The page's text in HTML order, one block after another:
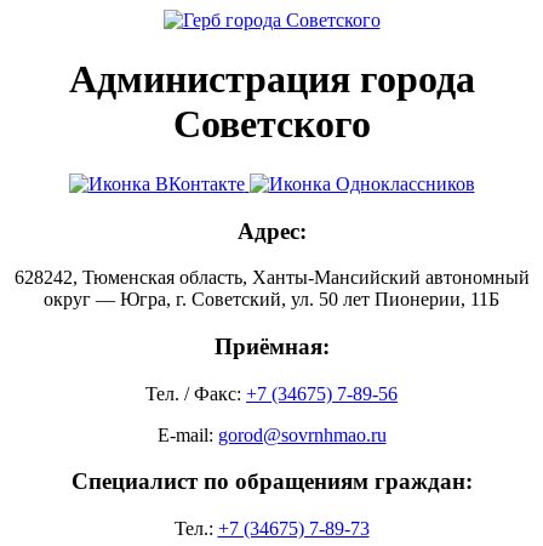
Администрация города
Советского
Адрес:
628242, Тюменская область, Ханты-Мансийский автономный
округ — Югра, г. Советский, ул. 50 лет Пионерии, 11Б
Приёмная:
Тел. / Факс: +7 (34675) 7-89-56
E-mail: gorod@sovrnhmao.ru
Специалист по обращениям граждан:
Тел.: +7 (34675) 7-89-73